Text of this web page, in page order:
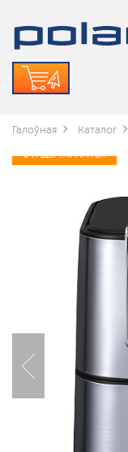
Галоўная Каталог
3 ГАДЫ ГАРАНТЫІ